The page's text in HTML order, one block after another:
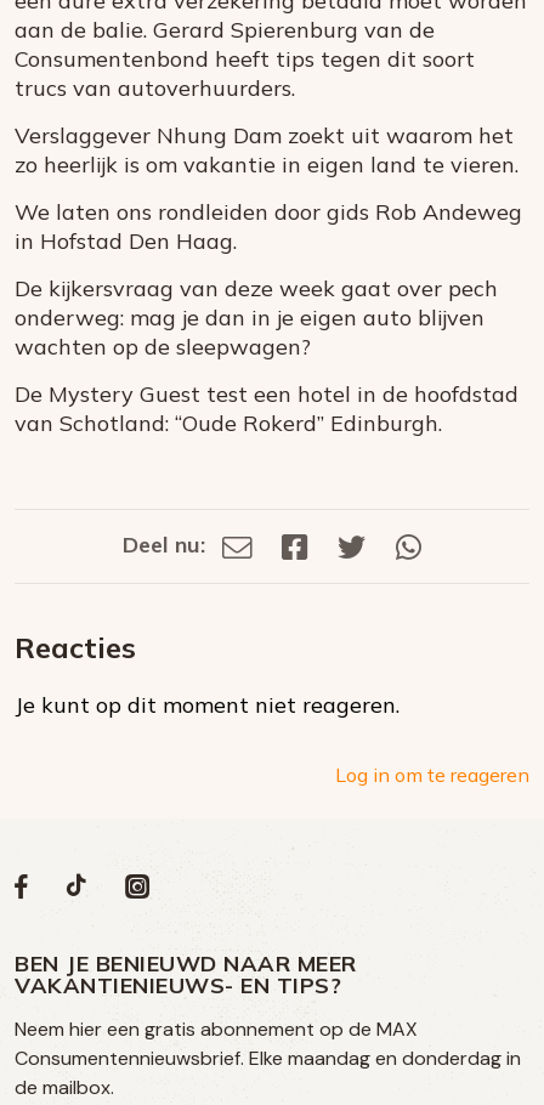
aan de balie. Gerard Spierenburg van de
Consumentenbond heeft tips tegen dit soort
trucs van autoverhuurders.
Verslaggever Nhung Dam zoekt uit waarom het
zo heerlijk is om vakantie in eigen land te vieren.
We laten ons rondleiden door gids Rob Andeweg
in Hofstad Den Haag.
De kijkersvraag van deze week gaat over pech
onderweg: mag je dan in je eigen auto blijven
wachten op de sleepwagen?
De Mystery Guest test een hotel in de hoofdstad
van Schotland: “Oude Rokerd” Edinburgh.
Deel
social
media
Deel nu:
Deel
Deel
Deel
Reacties
Je kunt op dit moment niet reageren.
Log in om te reageren
Volg
op
social
media
Social
Volg
op
Facebook
Volg
op
TikTok
Volg
op
Instagram
BEN JE BENIEUWD NAAR MEER
VAKANTIENIEUWS- EN TIPS?
Neem hier een gratis abonnement op de MAX
Consumentennieuwsbrief. Elke maandag en donderdag in
de mailbox.